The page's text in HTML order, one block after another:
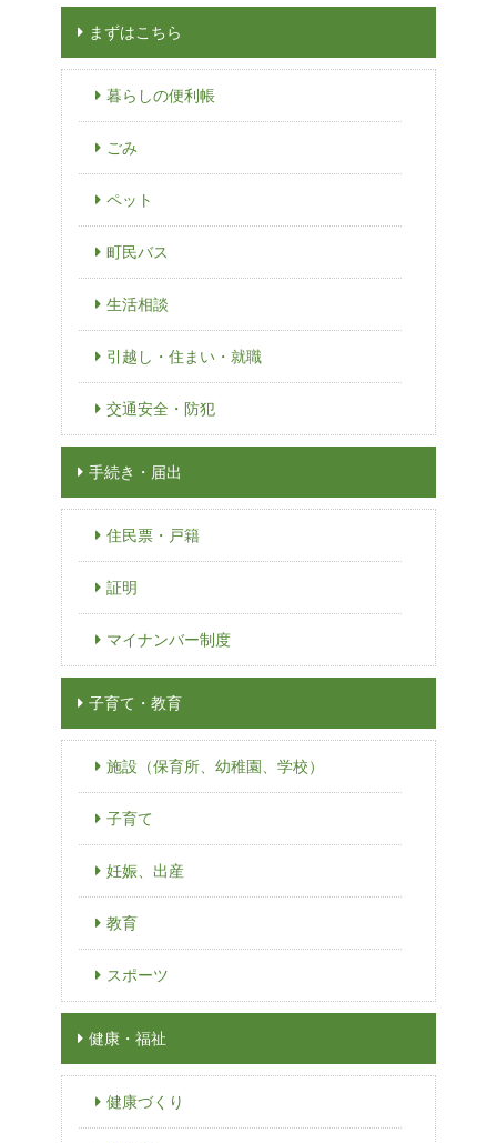
まずはこちら
暮らしの便利帳
ごみ
ペット
町民バス
生活相談
引越し・住まい・就職
交通安全・防犯
手続き・届出
住民票・戸籍
証明
マイナンバー制度
子育て・教育
施設（保育所、幼稚園、学校）
子育て
妊娠、出産
教育
スポーツ
健康・福祉
健康づくり